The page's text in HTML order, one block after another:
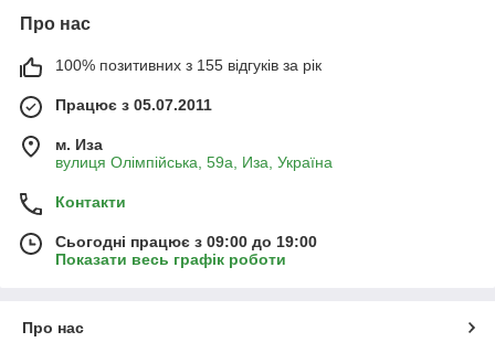
Про нас
100% позитивних з 155 відгуків за рік
Працює з 05.07.2011
м. Иза
вулиця Олімпійська, 59а, Иза, Україна
Контакти
Сьогодні працює з 09:00 до 19:00
Показати весь графік роботи
Про нас